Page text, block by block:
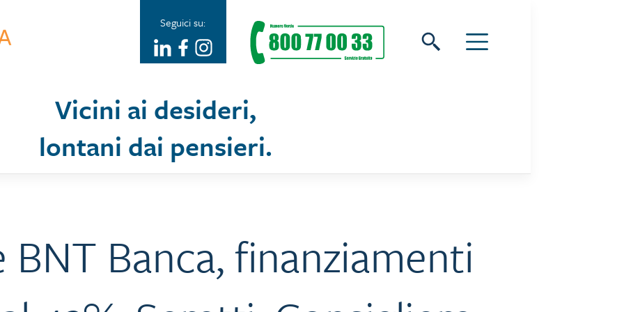
Vicini ai desideri,
lontani dai pensieri.
Seguici su:
BNT Banca, finanziamenti